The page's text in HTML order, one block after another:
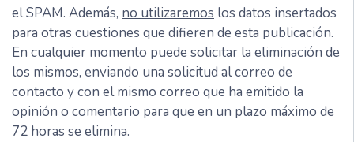
el SPAM. Además, no utilizaremos los datos insertados
para otras cuestiones que difieren de esta publicación.
En cualquier momento puede solicitar la eliminación de
los mismos, enviando una solicitud al correo de
contacto y con el mismo correo que ha emitido la
opinión o comentario para que en un plazo máximo de
72 horas se elimina.